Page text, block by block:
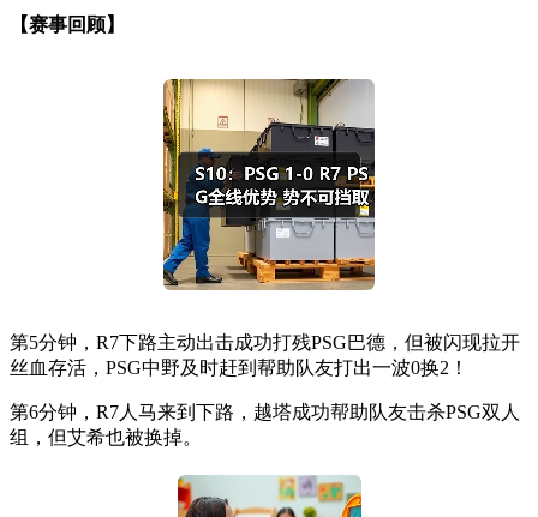
【赛事回顾】
第5分钟，R7下路主动出击成功打残PSG巴德，但被闪现拉开
丝血存活，PSG中野及时赶到帮助队友打出一波0换2！
第6分钟，R7人马来到下路，越塔成功帮助队友击杀PSG双人
组，但艾希也被换掉。